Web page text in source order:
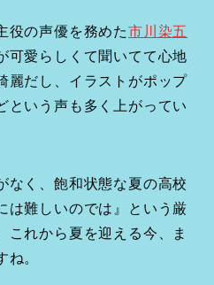
役の声優を務めた市川染五
可愛らしくて聞いてて心地
麗だし、イラストがポップ
という声も多く上がってい
なく、飽和状態な夏の高校
は難しいのでは』という厳
これから夏を迎える今、ま
ね。